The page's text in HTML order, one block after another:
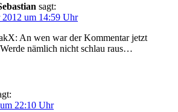
sagt:
2012 um 14:59 Uhr
An wen war der Kommentar jetzt
nämlich nicht schlau raus…
22:10 Uhr